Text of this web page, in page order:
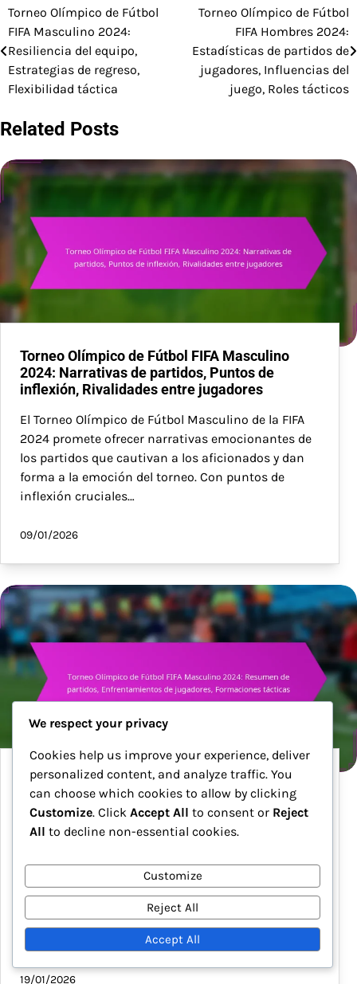
Post
navigation
Torneo Olímpico de Fútbol
FIFA Masculino 2024:
Resiliencia del equipo,
Estrategias de regreso,
Flexibilidad táctica
Torneo Olímpico de Fútbol
FIFA Hombres 2024:
Estadísticas de partidos de
jugadores, Influencias del
juego, Roles tácticos
Related Posts
Torneo Olímpico de Fútbol FIFA Masculino
2024: Narrativas de partidos, Puntos de
inflexión, Rivalidades entre jugadores
El Torneo Olímpico de Fútbol Masculino de la FIFA
2024 promete ofrecer narrativas emocionantes de
los partidos que cautivan a los aficionados y dan
forma a la emoción del torneo. Con puntos de
inflexión cruciales…
09/01/2026
Torneo Olímpico de Fútbol FIFA Masculino
2024: Resumen de partidos, Enfrentamientos
de jugadores, Formaciones tácticas
promete ofrecer una emocionante exhibición de
fútbol, con intensos momentos destacados de los
partidos y notables enfrentamientos entre
jugadores. Los aficionados pueden esperar
presenciar a estrellas consagradas…
19/01/2026
We respect your privacy
Cookies help us improve your experience, deliver
personalized content, and analyze traffic. You
can choose which cookies to allow by clicking
Customize. Click Accept All to consent or Reject
All to decline non-essential cookies.
Customize
Reject All
Accept All